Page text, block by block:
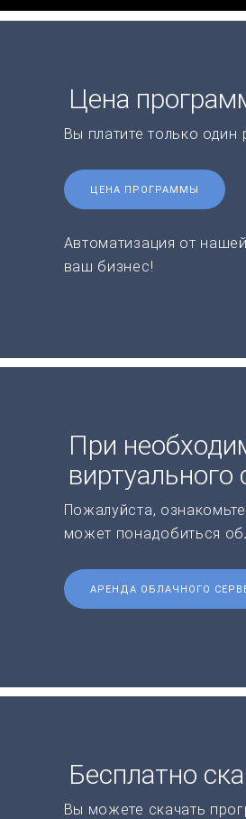
Цена
Вы платите только
ЦЕНА ПРОГРАММЫ
Автоматизация от
ваш бизнес!
При
виртуального
Пожалуйста,
может понадобиться
АРЕНДА ОБЛАЧНОГО
Бесплатно
Вы можете скачать